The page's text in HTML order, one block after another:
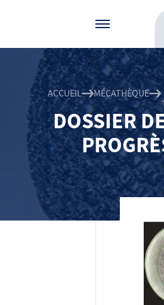
ACCUEIL MÉCATHÈQUE
DOSSIER